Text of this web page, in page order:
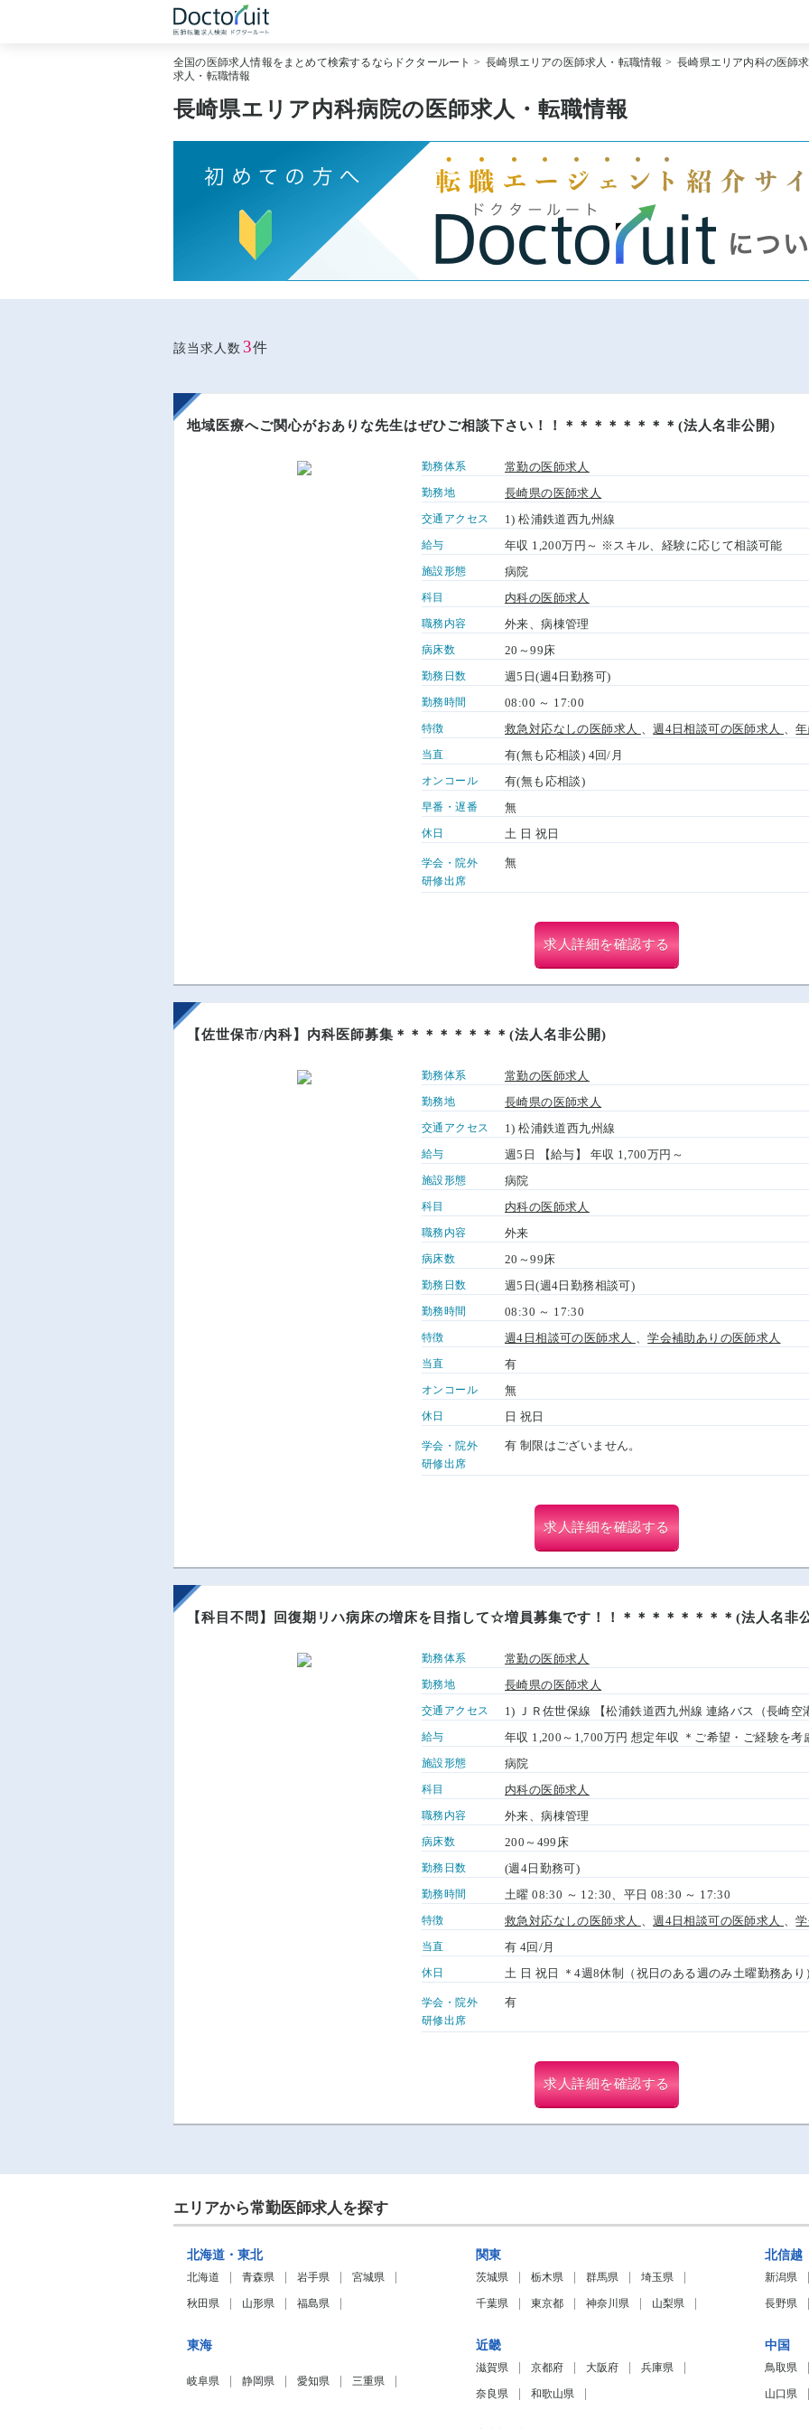
[常勤] 科目から探す
[非常勤] 科目から探す
[非常勤] 特徴から探す
運営者情報
プライバシーポリシー
全国の医師求人情報をまとめて検索するならドクタールート >長崎県エリアの医師求人・転職情報 >長崎県エリア内科の医師
求人・転職情報
長崎県エリア内科病院の医師求人・転職情報
該当求人数 3件
地域医療へご関心がおありな先生はぜひご相談下さい！！＊＊＊＊＊＊＊＊(法人名非公開)
勤務体系 常勤の医師求人
勤務地 長崎県の医師求人
交通アクセス 1) 松浦鉄道西九州線
給与 年収 1,200万円～ ※スキル、経験に応じて相談可能
施設形態 病院
科目 内科の医師求人
職務内容 外来、病棟管理
病床数 20～99床
勤務日数 週5日(週4日勤務可)
勤務時間 08:00 ～ 17:00
特徴 救急対応なしの医師求人 、週4日相談可の医師求人 、
当直 有(無も応相談) 4回/月
オンコール 有(無も応相談)
早番・遅番 無
休日 土 日 祝日
学会・院外
研修出席
無
求人詳細を確認する
【佐世保市/内科】内科医師募集＊＊＊＊＊＊＊＊(法人名非公開)
勤務体系 常勤の医師求人
勤務地 長崎県の医師求人
交通アクセス 1) 松浦鉄道西九州線
給与 週5日 【給与】 年収 1,700万円～
施設形態 病院
科目 内科の医師求人
職務内容 外来
病床数 20～99床
勤務日数 週5日(週4日勤務相談可)
勤務時間 08:30 ～ 17:30
特徴 週4日相談可の医師求人 、学会補助ありの医師求人
当直 有
オンコール 無
休日 日 祝日
学会・院外
研修出席
有 制限はございません。
求人詳細を確認する
【科目不問】回復期リハ病床の増床を目指して☆増員募集です！！＊＊＊＊＊＊＊＊(法人名非
勤務体系 常勤の医師求人
勤務地 長崎県の医師求人
交通アクセス 1) ＪＲ佐世保線 【松浦鉄道西九州線 連絡バス（長崎空
給与 年収 1,200～1,700万円 想定年収 ＊ご希望・ご経験を考
施設形態 病院
科目 内科の医師求人
職務内容 外来、病棟管理
病床数 200～499床
勤務日数 (週4日勤務可)
勤務時間 土曜 08:30 ～ 12:30、平日 08:30 ～ 17:30
特徴 救急対応なしの医師求人 、週4日相談可の医師求人 、
当直 有 4回/月
休日 土 日 祝日 ＊4週8休制（祝日のある週のみ土曜勤務あり
学会・院外
研修出席
有
求人詳細を確認する
エリアから常勤医師求人を探す
北海道・東北
北海道 青森県 岩手県 宮城県
秋田県 山形県 福島県
関東
茨城県 栃木県 群馬県 埼玉県
千葉県 東京都 神奈川県 山梨県
北信越
新潟県
長野県
東海
岐阜県 静岡県 愛知県 三重県
近畿
滋賀県 京都府 大阪府 兵庫県
奈良県 和歌山県
中国
鳥取県
山口県